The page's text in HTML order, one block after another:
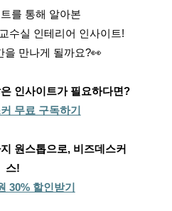
를 통해 알아본
수실 인테리어 인사이트!
을 만나게 될까요?👀
인사이트가 필요하다면?
커 무료 구독하기
원스톱으로, 비즈데스커
스!
30% 할인받기